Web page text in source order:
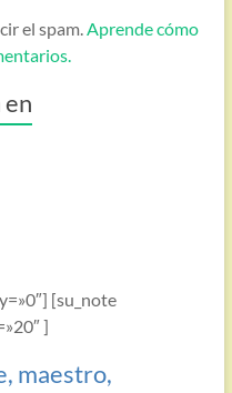
el spam.Aprende cómo
[su_note
]
maestro,